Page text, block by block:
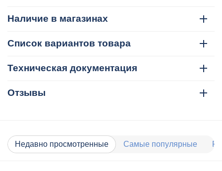
Наличие в магазинах
Список вариантов товара
Техническая документация
Отзывы
Недавно просмотренные Самые популярные